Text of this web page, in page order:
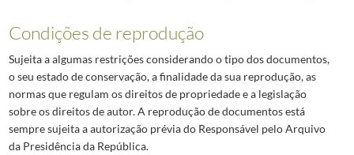
Condições de reprodução
Sujeita a algumas restrições considerando o tipo dos documentos,
o seu estado de conservação, a finalidade da sua reprodução, as
normas que regulam os direitos de propriedade e a legislação
sobre os direitos de autor. A reprodução de documentos está
sempre sujeita a autorização prévia do Responsável pelo Arquivo
da Presidência da República.